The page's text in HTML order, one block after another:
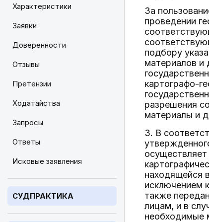
Характеристики
Заявки
Доверенности
Отзывы
Претензии
Ходатайства
Запросы
Ответы
Исковые заявления
СУДПРАКТИКА
За
проведении
подбору
материалов и
картографо-
разрешения
материалы и
3. В
находящейся
исключением
также
лицам, и в
необходимые